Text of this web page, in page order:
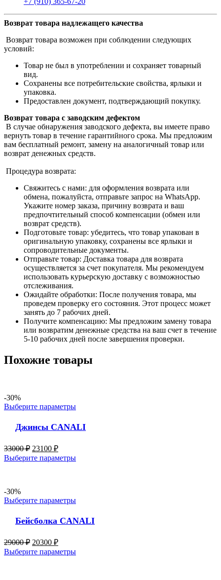
Возврат товара надлежащего качества
Возврат товара возможен при соблюдении следующих
условий:
Товар не был в употреблении и сохраняет товарный
вид.
Сохранены все потребительские свойства, ярлыки и
упаковка.
Предоставлен документ, подтверждающий покупку.
Возврат товара с заводским дефектом
В случае обнаружения заводского дефекта, вы имеете право
вернуть товар в течение гарантийного срока. Мы предложим
вам бесплатный ремонт, замену на аналогичный товар или
возврат денежных средств.
Процедура возврата:
Свяжитесь с нами: для оформления возврата или
обмена, пожалуйста, отправьте запрос на WhatsApp.
Укажите номер заказа, причину возврата и ваш
предпочтительный способ компенсации (обмен или
возврат средств).
Подготовьте товар: убедитесь, что товар упакован в
оригинальную упаковку, сохранены все ярлыки и
сопроводительные документы.
Отправьте товар: Доставка товара для возврата
осуществляется за счет покупателя. Мы рекомендуем
использовать курьерскую доставку с возможностью
отслеживания.
Ожидайте обработки: После получения товара, мы
проведем проверку его состояния. Этот процесс может
занять до 7 рабочих дней.
Получите компенсацию: Мы предложим замену товара
или возвратим денежные средства на ваш счет в течение
5-10 рабочих дней после завершения проверки.
Похожие товары
-30%
Выберите параметры
Джинсы CANALI
33000₽ 23100 ₽
Выберите параметры
-30%
Выберите параметры
Бейсболка CANALI
29000₽ 20300 ₽
Выберите параметры